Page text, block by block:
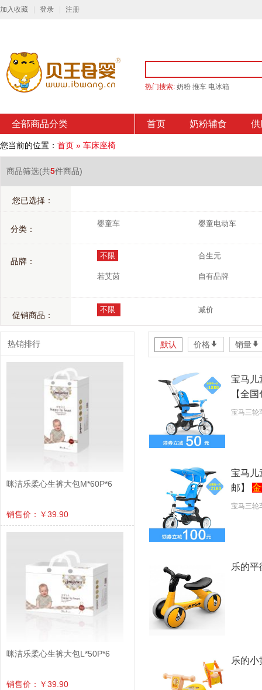
加入收藏 登录 注册
热门搜索: 奶粉 推车 电冰箱
全部商品分类 首页 奶粉辅食 供
您当前的位置： 首页 » 车床座椅
商品筛选(共5件商品)
您已选择：
分类：
婴童车 婴童电动车
品牌：
不限 合生元
若艾茵 自有品牌
促销商品：
不限 减价
默认 价格 * 销量*
宝马儿
【全
宝马三轮
宝马儿
邮】
宝马三轮
乐的
乐的
热销排行
咪洁乐柔心生裤大包M*60P*6
销售价：￥39.90
咪洁乐柔心生裤大包L*50P*6
销售价：￥39.90